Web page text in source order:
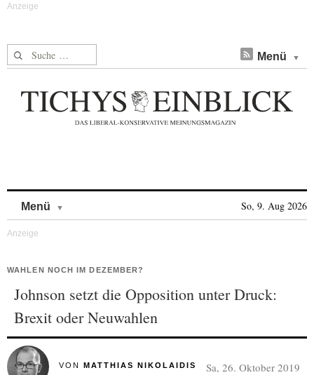
Suche nach: Menü
Menü So, 9. Aug 2026
WAHLEN NOCH IM DEZEMBER?
Johnson setzt die Opposition unter Druck:
Brexit oder Neuwahlen
VON MATTHIAS NIKOLAIDIS Sa, 26. Oktober 2019